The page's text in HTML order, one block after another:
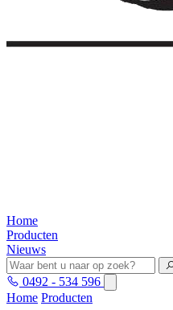
Home
Producten
Nieuws
0492 - 534 596
Home Producten